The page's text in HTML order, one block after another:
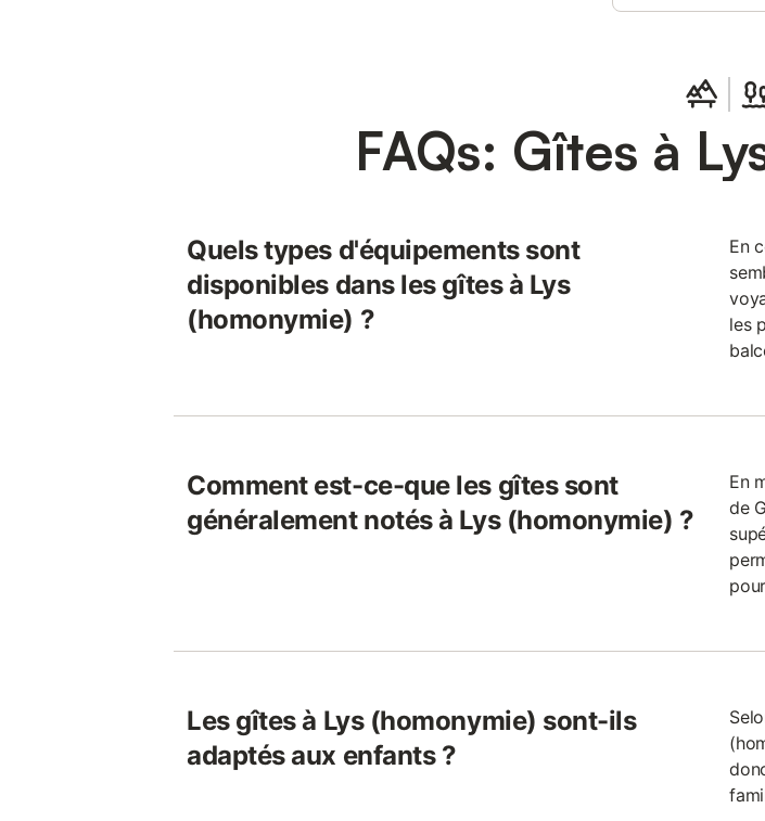
FAQs: Gîtes à
Quels types d'équipements sont
disponibles dans les gîtes à Lys
(homonymie) ?
En
les
Comment est-ce-que les gîtes sont
généralement notés à Lys (homonymie) ?
En
de
Les gîtes à Lys (homonymie) sont-ils
adaptés aux enfants ?